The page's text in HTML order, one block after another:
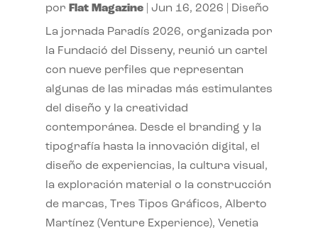
por Flat Magazine| Jun 16, 2026 Diseño
La jornada Paradís 2026, organizada por
la Fundació del Disseny, reunió un cartel
con nueve perfiles que representan
algunas de las miradas más estimulantes
del diseño y la creatividad
contemporánea. Desde el branding y la
tipografía hasta la innovación digital, el
diseño de experiencias, la cultura visual,
la exploración material o la construcción
de marcas, Tres Tipos Gráficos, Alberto
Martínez (Venture Experience), Venetia